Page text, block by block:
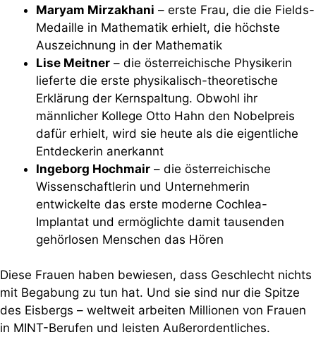
Maryam Mirzakhani – erste Frau, die die Fields-
Medaille in Mathematik erhielt, die höchste
Auszeichnung in der Mathematik
Lise Meitner – die österreichische Physikerin
lieferte die erste physikalisch-theoretische
Erklärung der Kernspaltung. Obwohl ihr
männlicher Kollege Otto Hahn den Nobelpreis
dafür erhielt, wird sie heute als die eigentliche
Entdeckerin anerkannt
Ingeborg Hochmair – die österreichische
Wissenschaftlerin und Unternehmerin
entwickelte das erste moderne Cochlea-
Implantat und ermöglichte damit tausenden
gehörlosen Menschen das Hören
Diese Frauen haben bewiesen, dass Geschlecht nichts
mit Begabung zu tun hat. Und sie sind nur die Spitze
des Eisbergs – weltweit arbeiten Millionen von Frauen
in MINT-Berufen und leisten Außerordentliches.